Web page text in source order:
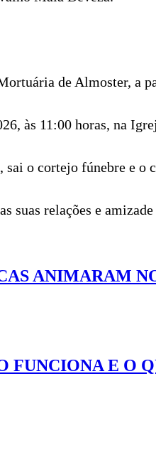
de Almoster, a
às 11:00 horas, na
sai o cortejo fúnebre e
suas relações e
ANIMARAM
FUNCIONA E O